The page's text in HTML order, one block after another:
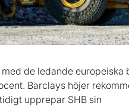
de ledande europeiska
Barclays höjer
upprepar SHB sin